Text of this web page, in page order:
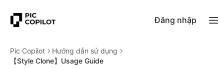
Đăng nhập
Pic Copilot
Hướng dẫn sử dụng
【Style Clone】Usage Guide